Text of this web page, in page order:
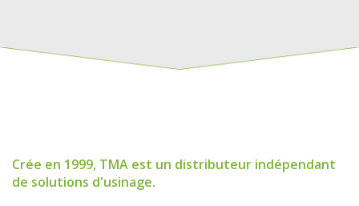
Crée en 1999, TMA est un distributeur indépendant
de solutions d'usinage.